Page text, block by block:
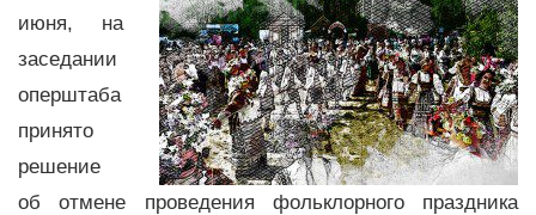
июня, на
заседании
оперштаба
принято
решение
об отмене проведения фольклорного праздника